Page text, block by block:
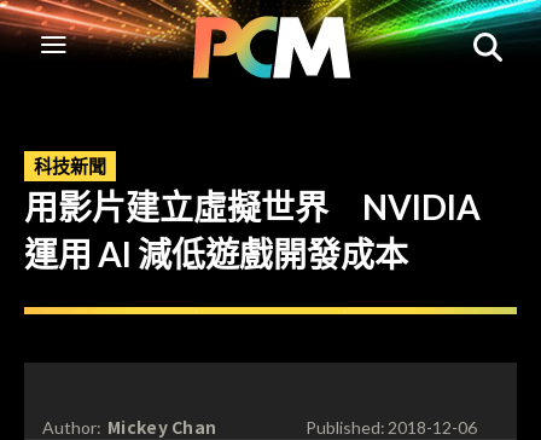
科技新聞
用影片建立虛擬世界 NVIDIA
運用 AI 減低遊戲開發成本
Author: Mickey Chan Published:2018-12-06